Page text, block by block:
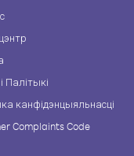
Палітыкі
канфідэнцыяльнасці
Complaints Code